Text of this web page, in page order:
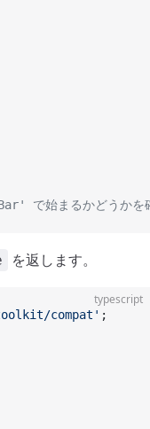
で始まるかどうかを
を返します。
typescript
compat' ;